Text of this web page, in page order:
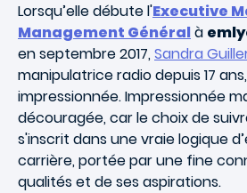
Lorsqu’elle débute l'Executive
Management Généralà
en septembre 2017,Sandra
manipulatrice radio depuis 17
impressionnée. Impressionnée
découragée, car le choix de
s'inscrit dans une vraie logique
carrière, portée par une fine
qualités et de ses aspirations.